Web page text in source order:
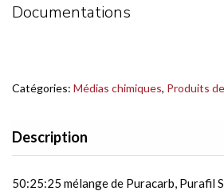
Documentations
Catégories: Médias chimiques, Produits
Description
50:25:25 mélange de Puracarb, Purafil